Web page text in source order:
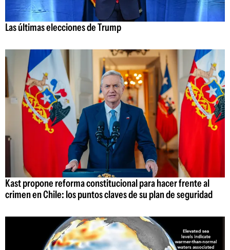
Las últimas elecciones de Trump
Kast propone reforma constitucional para hacer frente al
crimen en Chile: los puntos claves de su plan de seguridad